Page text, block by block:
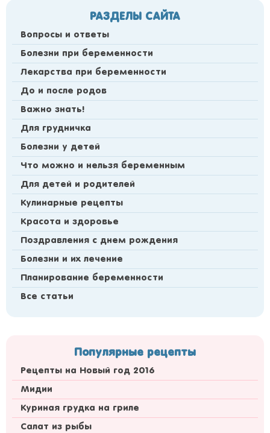
РАЗДЕЛЫ САЙТА
Вопросы и ответы
Болезни при беременности
Лекарства при беременности
До и после родов
Важно знать!
Для грудничка
Болезни у детей
Что можно и нельзя беременным
Для детей и родителей
Кулинарные рецепты
Красота и здоровье
Поздравления с днем рождения
Болезни и их лечение
Планирование беременности
Все статьи
Популярные рецепты
Рецепты на Новый год 2016
Мидии
Куриная грудка на гриле
Салат из рыбы